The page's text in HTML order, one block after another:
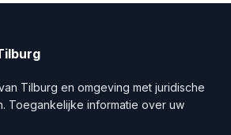
Tilburg en omgeving met juridische
Toegankelijke informatie over uw